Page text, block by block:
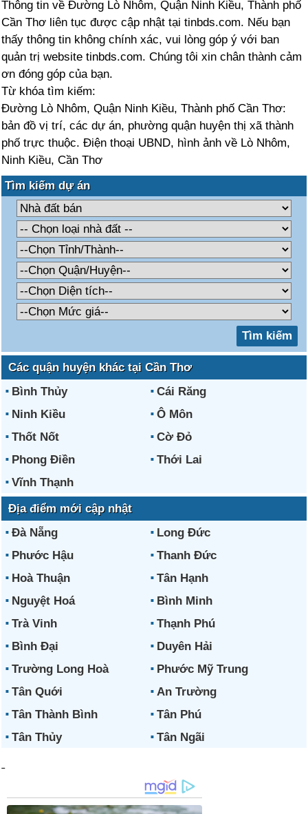
Thông tin về Đường Lò Nhôm, Quận Ninh Kiều, Thành phố
Cần Thơ liên tục được cập nhật tại tinbds.com. Nếu bạn
thấy thông tin không chính xác, vui lòng góp ý với ban
quản trị website tinbds.com. Chúng tôi xin chân thành cảm
ơn đóng góp của bạn.
Từ khóa tìm kiếm:
Đường Lò Nhôm, Quận Ninh Kiều, Thành phố Cần Thơ:
bản đồ vị trí, các dự án, phường quận huyện thị xã thành
phố trực thuộc. Điện thoại UBND, hình ảnh về Lò Nhôm,
Ninh Kiều, Cần Thơ
Tìm kiếm dự án
Các quận huyện khác tại Cần Thơ
Bình Thủy
Cái Răng
Ninh Kiều
Ô Môn
Thốt Nốt
Cờ Đỏ
Phong Điền
Thới Lai
Vĩnh Thạnh
Địa điểm mới cập nhật
Đà Nẵng
Long Đức
Phước Hậu
Thanh Đức
Hoà Thuận
Tân Hạnh
Nguyệt Hoá
Bình Minh
Trà Vinh
Thạnh Phú
Bình Đại
Duyên Hải
Trường Long Hoà
Phước Mỹ Trung
Tân Quới
An Trường
Tân Thành Bình
Tân Phú
Tân Thủy
Tân Ngãi